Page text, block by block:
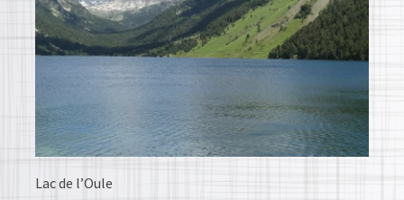
Lac de l’Oule